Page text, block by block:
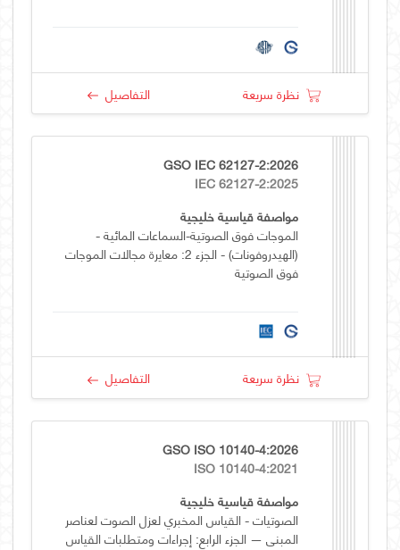
نظرة سريعة التفاصيل
GSO IEC 62127-2:2026
IEC 62127-2:2025
مواصفة قياسية خليجية
الموجات فوق الصوتية-السماعات المائية -
(الهيدروفونات) - الجزء 2: معايرة مجالات الموجات
فوق الصوتية
نظرة سريعة التفاصيل
GSO ISO 10140-4:2026
ISO 10140-4:2021
مواصفة قياسية خليجية
الصوتيات - القياس المخبري لعزل الصوت لعناصر
المبنى — الجزء الرابع: إجراءات ومتطلبات القياس